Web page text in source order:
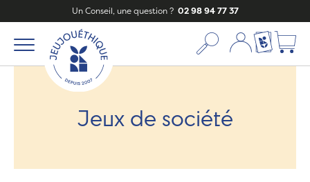
Un Conseil, une question ? 02 98 94 77 37
Mon compte
Ma liste
Jeux de société